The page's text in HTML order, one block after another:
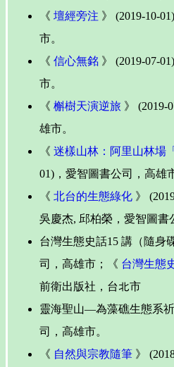
《 壇經旁注 》 (2019-10-
市。
《 信心無銘 》 (2019-07-
市。
《 槲樹天演逆旅 》 (2019-
雄市。
《 迷樣山林：阿里山林場
01)，愛智圖書公司，高雄
《 北台的生態綠化 》
吳慶杰, 邱柏榮，愛智圖書
台灣生態史話15 講（隨身
司，高雄市；《 台灣生態
前衛出版社，台北市
靈海聖山—為藻礁生態系
司，高雄市。
《 自然與宗教隨筆 》